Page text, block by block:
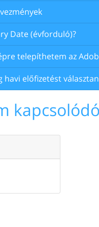
Date (évforduló)?
telepíthetem az
havi előfizetést
kapcsolódó